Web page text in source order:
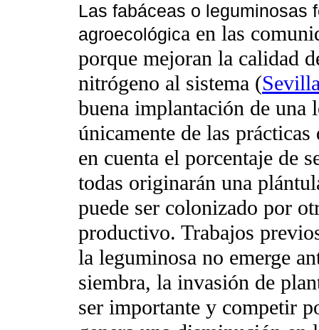
Las fabáceas o leguminosas
agroecológica en las
porque mejoran la calidad
nitrógeno al sistema (
buena implantación de una
únicamente de las
en cuenta el porcentaje de
todas originarán una
puede ser colonizado por
productivo. Trabajos
la leguminosa no emerge
siembra, la invasión de
ser importante y competir